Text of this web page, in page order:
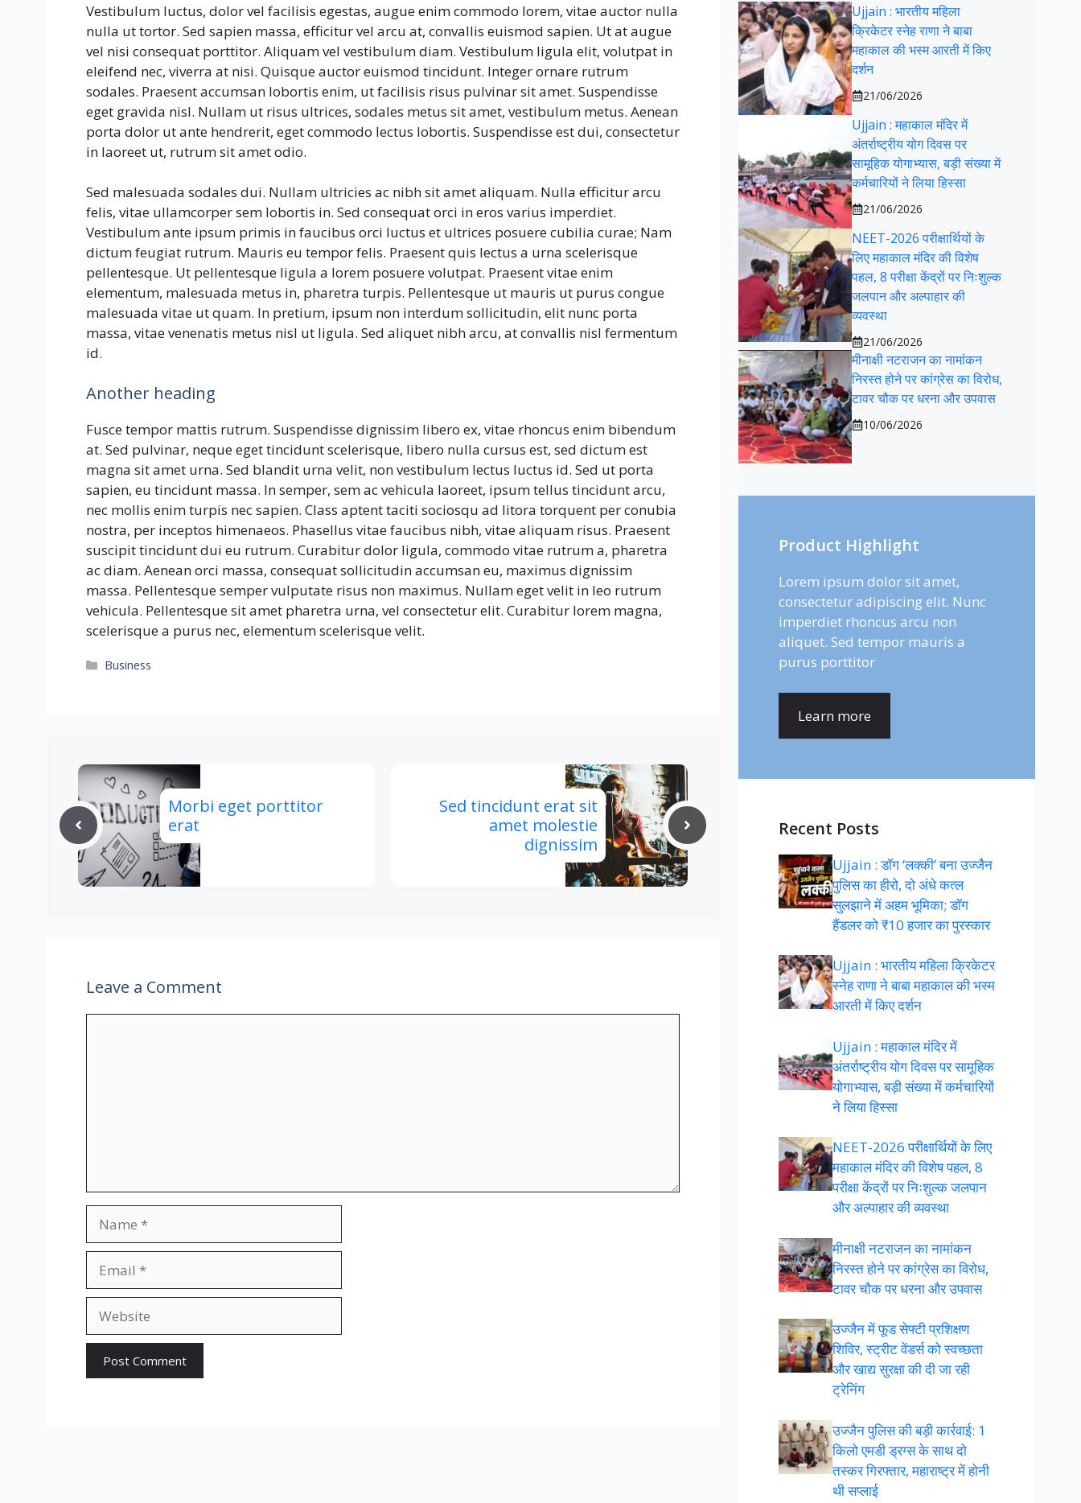
Vestibulum luctus, dolor vel facilisis egestas, augue enim commodo lorem, vitae auctor nulla
nulla ut tortor. Sed sapien massa, efficitur vel arcu at, convallis euismod sapien. Ut at augue
vel nisi consequat porttitor. Aliquam vel vestibulum diam. Vestibulum ligula elit, volutpat in
eleifend nec, viverra at nisi. Quisque auctor euismod tincidunt. Integer ornare rutrum
sodales. Praesent accumsan lobortis enim, ut facilisis risus pulvinar sit amet. Suspendisse
eget gravida nisl. Nullam ut risus ultrices, sodales metus sit amet, vestibulum metus. Aenean
porta dolor ut ante hendrerit, eget commodo lectus lobortis. Suspendisse est dui, consectetur
in laoreet ut, rutrum sit amet odio.
Sed malesuada sodales dui. Nullam ultricies ac nibh sit amet aliquam. Nulla efficitur arcu
felis, vitae ullamcorper sem lobortis in. Sed consequat orci in eros varius imperdiet.
Vestibulum ante ipsum primis in faucibus orci luctus et ultrices posuere cubilia curae; Nam
dictum feugiat rutrum. Mauris eu tempor felis. Praesent quis lectus a urna scelerisque
pellentesque. Ut pellentesque ligula a lorem posuere volutpat. Praesent vitae enim
elementum, malesuada metus in, pharetra turpis. Pellentesque ut mauris ut purus congue
malesuada vitae ut quam. In pretium, ipsum non interdum sollicitudin, elit nunc porta
massa, vitae venenatis metus nisl ut ligula. Sed aliquet nibh arcu, at convallis nisl fermentum
id.
Another heading
Fusce tempor mattis rutrum. Suspendisse dignissim libero ex, vitae rhoncus enim bibendum
at. Sed pulvinar, neque eget tincidunt scelerisque, libero nulla cursus est, sed dictum est
magna sit amet urna. Sed blandit urna velit, non vestibulum lectus luctus id. Sed ut porta
sapien, eu tincidunt massa. In semper, sem ac vehicula laoreet, ipsum tellus tincidunt arcu,
nec mollis enim turpis nec sapien. Class aptent taciti sociosqu ad litora torquent per conubia
nostra, per inceptos himenaeos. Phasellus vitae faucibus nibh, vitae aliquam risus. Praesent
suscipit tincidunt dui eu rutrum. Curabitur dolor ligula, commodo vitae rutrum a, pharetra
ac diam. Aenean orci massa, consequat sollicitudin accumsan eu, maximus dignissim
massa. Pellentesque semper vulputate risus non maximus. Nullam eget velit in leo rutrum
vehicula. Pellentesque sit amet pharetra urna, vel consectetur elit. Curabitur lorem magna,
scelerisque a purus nec, elementum scelerisque velit.
Categories
Business
Morbi eget porttitor
erat
Sed tincidunt erat sit
amet molestie
dignissim
Leave a Comment
Ujjain : भारतीय महिला
क्रिकेटर स्नेह राणा ने बाबा
महाकाल की भस्म आरती में किए
दर्शन
21/06/2026
Ujjain : महाकाल मंदिर में
अंतर्राष्ट्रीय योग दिवस पर
सामूहिक योगाभ्यास, बड़ी संख्या में
कर्मचारियों ने लिया हिस्सा
21/06/2026
NEET-2026 परीक्षार्थियों के
लिए महाकाल मंदिर की विशेष
पहल, 8 परीक्षा केंद्रों पर निःशुल्क
जलपान और अल्पाहार की
व्यवस्था
21/06/2026
मीनाक्षी नटराजन का नामांकन
निरस्त होने पर कांग्रेस का विरोध,
टावर चौक पर धरना और उपवास
10/06/2026
Product Highlight
Lorem ipsum dolor sit amet,
consectetur adipiscing elit. Nunc
imperdiet rhoncus arcu non
aliquet. Sed tempor mauris a
purus porttitor
Learn more
Recent Posts
Ujjain : डॉग ‘लक्की’ बना उज्जैन
पुलिस का हीरो, दो अंधे कत्ल
सुलझाने में अहम भूमिका; डॉग
हैंडलर को ₹10 हजार का पुरस्कार
Ujjain : भारतीय महिला क्रिकेटर
स्नेह राणा ने बाबा महाकाल की भस्म
आरती में किए दर्शन
Ujjain : महाकाल मंदिर में
अंतर्राष्ट्रीय योग दिवस पर सामूहिक
योगाभ्यास, बड़ी संख्या में कर्मचारियों
ने लिया हिस्सा
NEET-2026 परीक्षार्थियों के लिए
महाकाल मंदिर की विशेष पहल, 8
परीक्षा केंद्रों पर निःशुल्क जलपान
और अल्पाहार की व्यवस्था
मीनाक्षी नटराजन का नामांकन
निरस्त होने पर कांग्रेस का विरोध,
टावर चौक पर धरना और उपवास
उज्जैन में फूड सेफ्टी प्रशिक्षण
शिविर, स्ट्रीट वेंडर्स को स्वच्छता
और खाद्य सुरक्षा की दी जा रही
ट्रेनिंग
उज्जैन पुलिस की बड़ी कार्रवाई: 1
किलो एमडी ड्रग्स के साथ दो
तस्कर गिरफ्तार, महाराष्ट्र में होनी
थी सप्लाई